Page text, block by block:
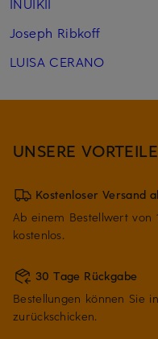
Joseph Ribkoff
LUISA CERANO
UNSERE VORTEILE
Kostenloser Versand
Ab einem Bestellwert
kostenlos.
30 Tage Rückgabe
Bestellungen können Sie
zurückschicken.